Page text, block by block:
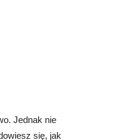
Jednak nie
się, jak